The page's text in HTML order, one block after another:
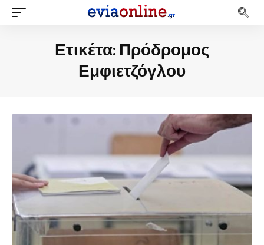
Ετικέτα: Πρόδρομος
Εμφιετζόγλου